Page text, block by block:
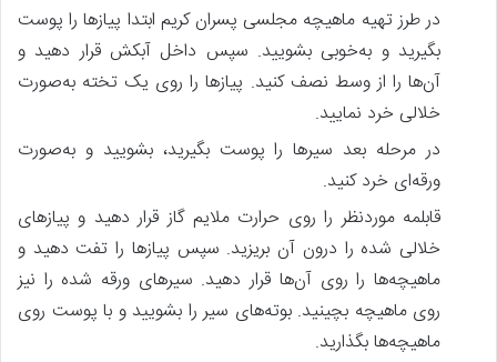
در طرز تهیه ماهیچه مجلسی پسران کریم ابتدا پیازها را پوست
بگیرید و به‌خوبی بشویید. سپس داخل آبکش قرار دهید و
آن‌ها را از وسط نصف کنید. پیازها را روی یک تخته به‌صورت
خلالی خرد نمایید.
در مرحله بعد سیرها را پوست بگیرید، بشویید و به‌صورت
ورقه‌ای خرد کنید.
قابلمه موردنظر را روی حرارت ملایم گاز قرار دهید و پیازهای
خلالی شده را درون آن بریزید. سپس پیازها را تفت دهید و
ماهیچه‌ها را روی آن‌ها قرار دهید. سیرهای ورقه شده را نیز
روی ماهیچه بچینید. بوته‌های سیر را بشویید و با پوست روی
ماهیچه‌ها بگذارید.